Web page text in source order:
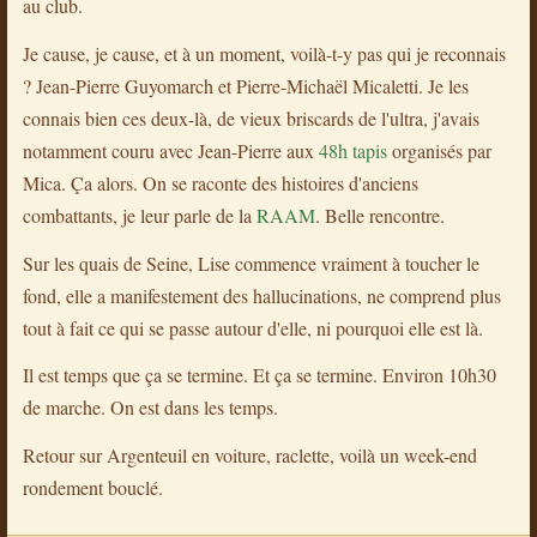
au club.
Je cause, je cause, et à un moment, voilà-t-y pas qui je reconnais
? Jean-Pierre Guyomarch et Pierre-Michaël Micaletti. Je les
connais bien ces deux-là, de vieux briscards de l'ultra, j'avais
notamment couru avec Jean-Pierre aux 48h tapisorganisés par
Mica. Ça alors. On se raconte des histoires d'anciens
combattants, je leur parle de la RAAM. Belle rencontre.
Sur les quais de Seine, Lise commence vraiment à toucher le
fond, elle a manifestement des hallucinations, ne comprend plus
tout à fait ce qui se passe autour d'elle, ni pourquoi elle est là.
Il est temps que ça se termine. Et ça se termine. Environ 10h30
de marche. On est dans les temps.
Retour sur Argenteuil en voiture, raclette, voilà un week-end
rondement bouclé.